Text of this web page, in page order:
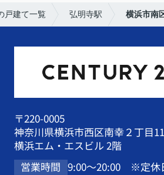
戸建て一覧 弘明寺駅 横浜市南
〒220-0005
神奈川県横浜市西区南幸２丁目
横浜エム・エスビル 2階
営業時間 9:00～20:00 ※定休